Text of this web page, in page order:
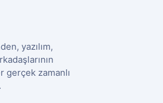
yazılım,
gerçek zamanlı